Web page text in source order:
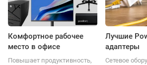
Комфортное рабочее
место в офисе
Повышает продуктивность,
Лучшие
адаптеры
Сетевое